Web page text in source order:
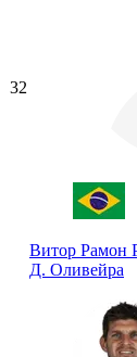
32
Витор Рамон
Д. Оливейра